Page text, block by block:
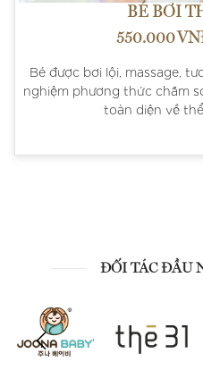
BÉ BƠI
550.000
Bé được bơi lội, massage,
nghiệm phương thức chăm
toàn diện về
ĐỐI TÁC ĐẦU